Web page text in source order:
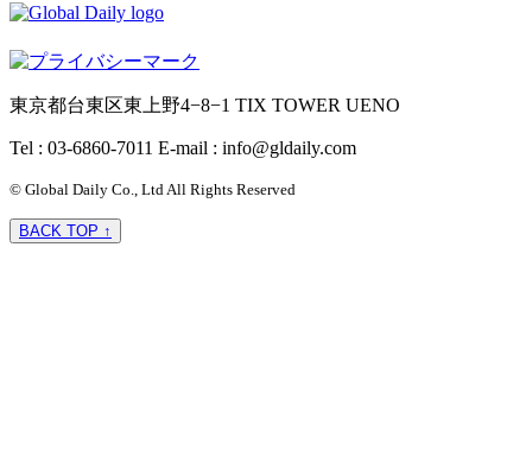
東京都台東区東上野4−8−1 TIX TOWER UENO
Tel : 03-6860-7011 E-mail : info@gldaily.com
© Global Daily Co., Ltd All Rights Reserved
BACK TOP ↑